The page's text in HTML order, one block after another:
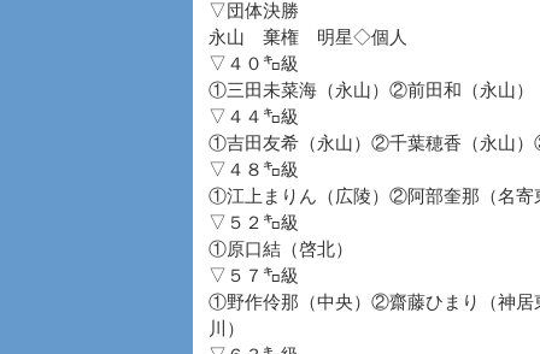
▽団体決勝
永山 棄権 明星◇個人
▽４０㌔級
①三田未菜海（永山）②前田和（永山）
▽４４㌔級
①吉田友希（永山）②千葉穂香（永山
▽４８㌔級
①江上まりん（広陵）②阿部奎那（名寄
▽５２㌔級
①原口結（啓北）
▽５７㌔級
①野作伶那（中央）②齋藤ひまり（神
川）